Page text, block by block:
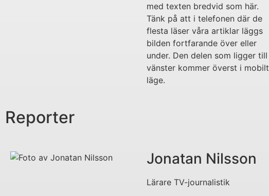
med texten bredvid som här.
Tänk på att i telefonen där de
flesta läser våra artiklar läggs
bilden fortfarande över eller
under. Den delen som ligger till
vänster kommer överst i mobilt
läge.
Reporter
Jonatan Nilsson
Lärare TV-journalistik